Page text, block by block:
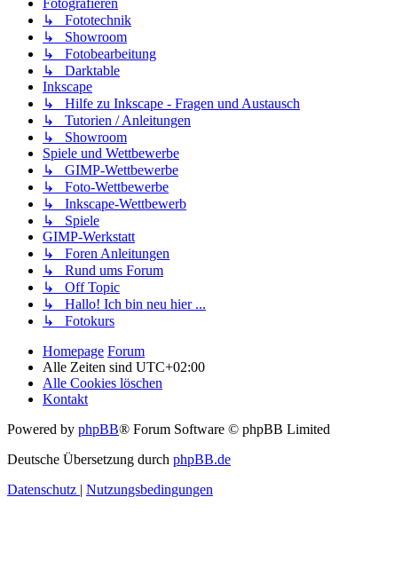
Fotografieren
↳ Fototechnik
↳ Showroom
↳ Fotobearbeitung
↳ Darktable
Inkscape
↳ Hilfe zu Inkscape - Fragen und Austausch
↳ Tutorien / Anleitungen
↳ Showroom
Spiele und Wettbewerbe
↳ GIMP-Wettbewerbe
↳ Foto-Wettbewerbe
↳ Inkscape-Wettbewerb
↳ Spiele
GIMP-Werkstatt
↳ Foren Anleitungen
↳ Rund ums Forum
↳ Off Topic
↳ Hallo! Ich bin neu hier ...
↳ Fotokurs
Homepage Forum
Alle Zeiten sind UTC+02:00
Alle Cookies löschen
Kontakt
Powered by phpBB® Forum Software © phpBB Limited
Deutsche Übersetzung durch phpBB.de
Datenschutz
Nutzungsbedingungen